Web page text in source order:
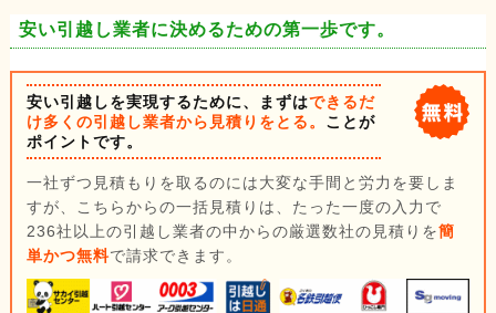
安い引越し業者に決めるための第一歩です。
安い引越しを実現するために、まずはできるだ
け多くの引越し業者から見積りをとる。 ことが
ポイントです。
一社ずつ見積もりを取るのには大変な手間と労力を要しま
すが、こちらからの一括見積りは、たった一度の入力で
236社以上の引越し業者の中からの厳選数社の見積りを簡
単かつ無料で請求できます。